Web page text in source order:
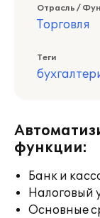
Отрасль /
Торговля
Теги
функции:
Банк и
Налоговый
Основные